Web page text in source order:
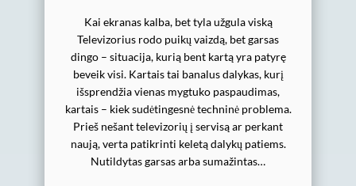
Kai ekranas kalba, bet tyla užgula viską
Televizorius rodo puikų vaizdą, bet garsas
dingo – situacija, kurią bent kartą yra patyrę
beveik visi. Kartais tai banalus dalykas, kurį
išsprendžia vienas mygtuko paspaudimas,
kartais – kiek sudėtingesnė techninė problema.
Prieš nešant televizorių į servisą ar perkant
naują, verta patikrinti keletą dalykų patiems.
Nutildytas garsas arba sumažintas…